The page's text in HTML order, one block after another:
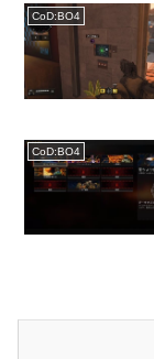
CoD:BO4
CoD:BO4